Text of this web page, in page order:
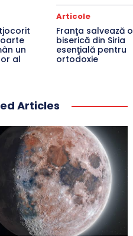
un
al
Articole
Franţa salvează o
biserică din Siria
esenţială pentru
ortodoxie
Articles